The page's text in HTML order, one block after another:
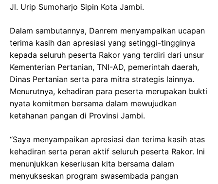
Jl. Urip Sumoharjo Sipin Kota Jambi.
Dalam sambutannya, Danrem menyampaikan ucapan
terima kasih dan apresiasi yang setinggi-tingginya
kepada seluruh peserta Rakor yang terdiri dari unsur
Kementerian Pertanian, TNI-AD, pemerintah daerah,
Dinas Pertanian serta para mitra strategis lainnya.
Menurutnya, kehadiran para peserta merupakan bukti
nyata komitmen bersama dalam mewujudkan
ketahanan pangan di Provinsi Jambi.
“Saya menyampaikan apresiasi dan terima kasih atas
kehadiran serta peran aktif seluruh peserta Rakor. Ini
menunjukkan keseriusan kita bersama dalam
menyukseskan program swasembada pangan